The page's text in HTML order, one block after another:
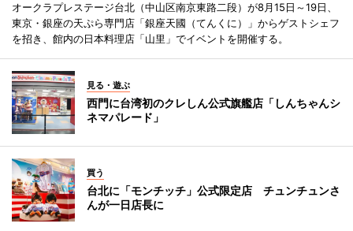
オークラプレステージ台北（中山区南京東路二段）が8月15日～19日、
東京・銀座の天ぷら専門店「銀座天國（てんくに）」からゲストシェフ
を招き、館内の日本料理店「山里」でイベントを開催する。
見る・遊ぶ
西門に台湾初のクレしん公式旗艦店「しんちゃんシ
ネマパレード」
買う
台北に「モンチッチ」公式限定店 チュンチュンさ
んが一日店長に